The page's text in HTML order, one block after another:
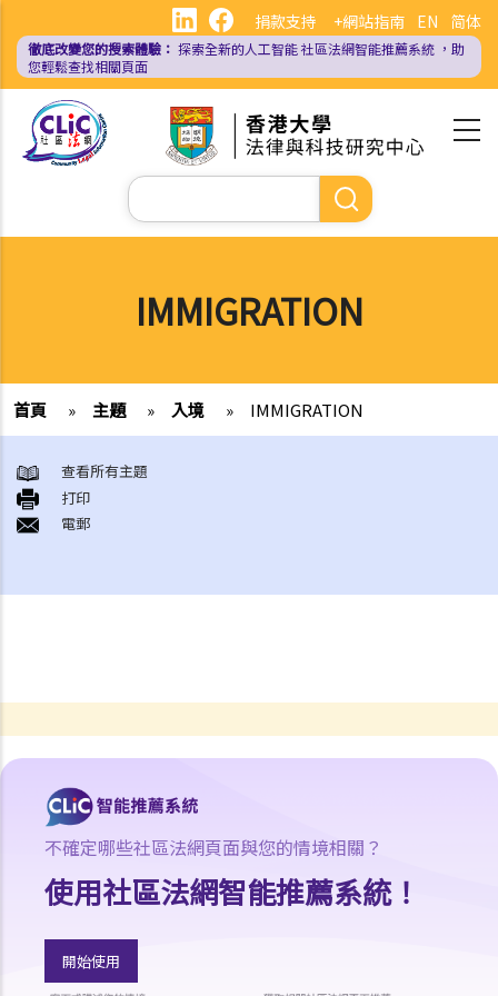
內
EN 简体
捐款支持 +網站指南
徹底改變您的搜索體驗： 探索全新的人工智能社區法網智能推薦系統 ，助
您輕鬆查找相關頁面
Search
IMMIGRATION
首頁 » 主題 » 入境 » IMMIGRATION
查看所有主題
打印
電郵
不確定哪些社區法網頁面與您的情境相關？
使用社區法網智能推薦系統！
開始使用